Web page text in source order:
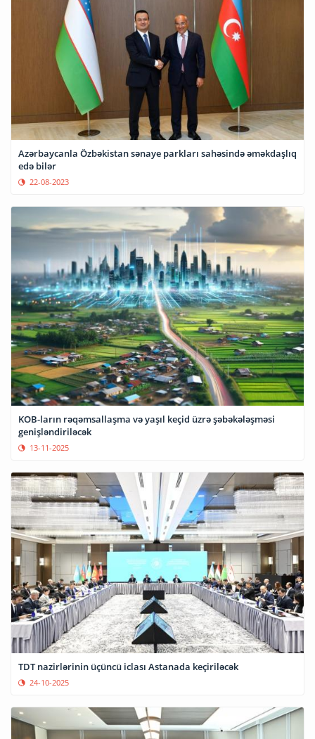
Azərbaycanla Özbəkistan sənaye parkları sahəsində əməkdaşlıq
edə bilər
22-08-2023
KOB-ların rəqəmsallaşma və yaşıl keçid üzrə şəbəkələşməsi
genişləndiriləcək
13-11-2025
TDT nazirlərinin üçüncü iclası Astanada keçiriləcək
24-10-2025